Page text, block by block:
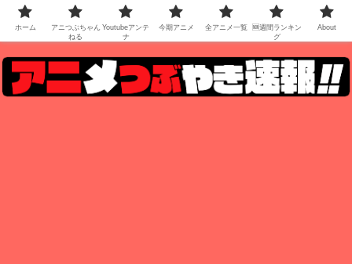
ホーム
アニつぶちゃん
ねる
Youtubeアンテ
ナ
今期アニメ 全アニメ一覧
🆕週間ランキン
グ
About